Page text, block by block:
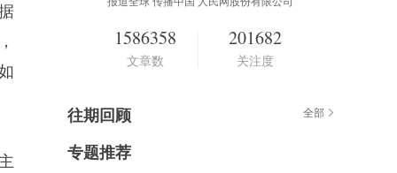
1586358
文章数
201682
关注度
往期回顾 全部
专题推荐